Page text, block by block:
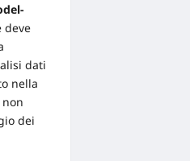
deve
dati
nella
dei